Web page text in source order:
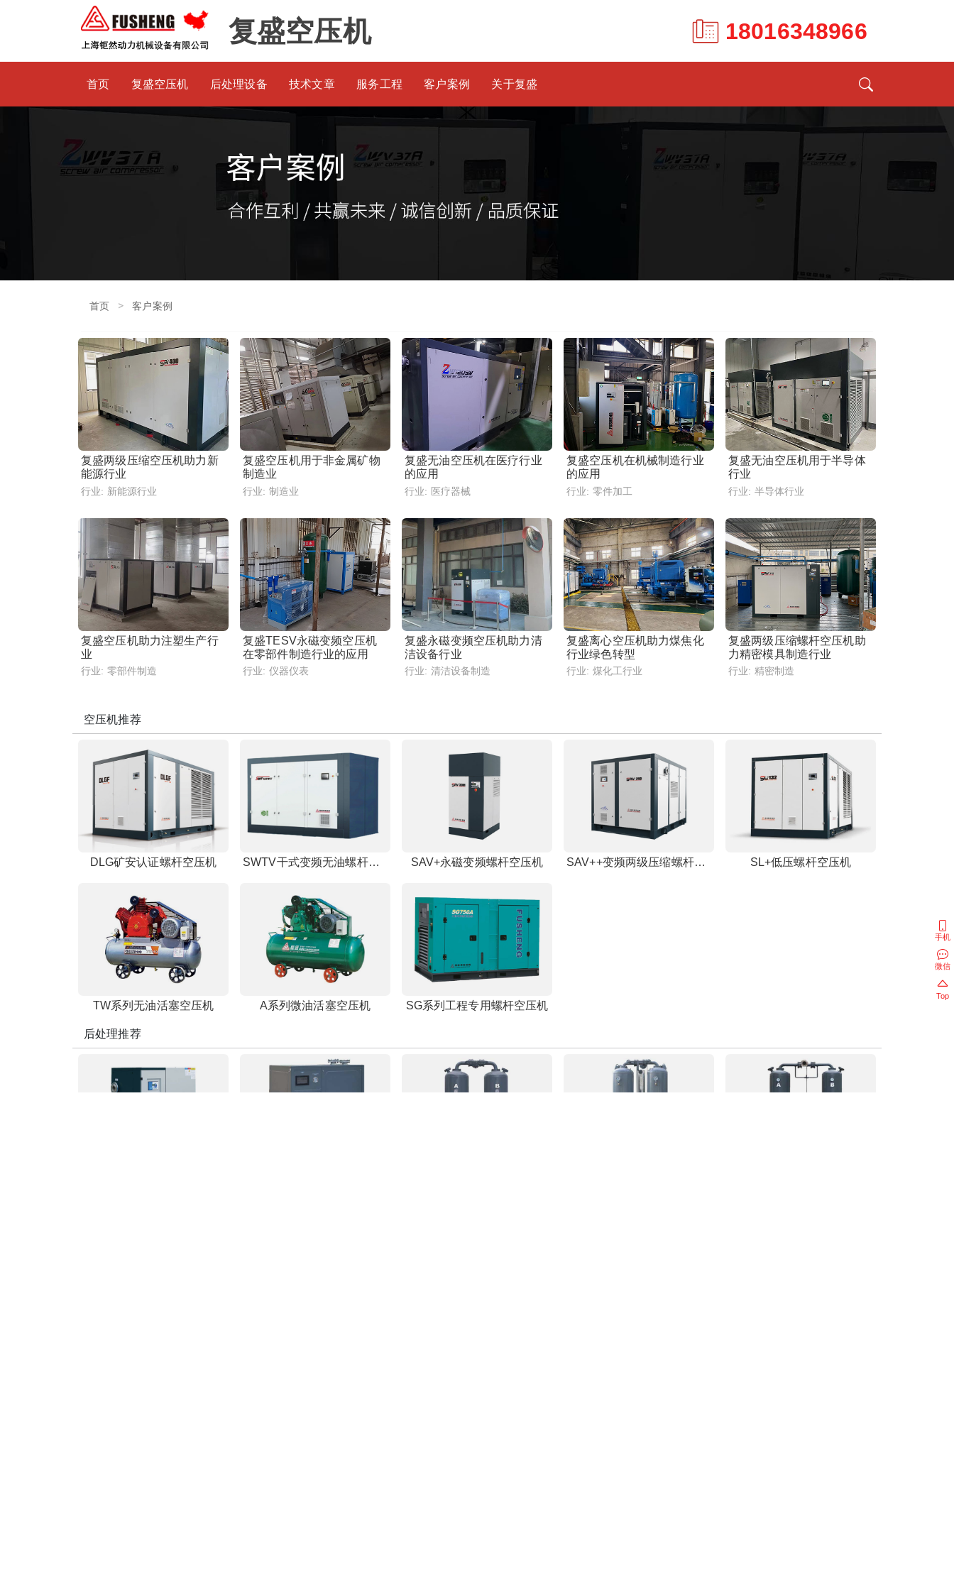
复盛空压机 18016348966
首页 复盛空压机 后处理设备 技术文章 服务工程 客户案例 关于复盛
手机
微信
Top
首页 > 客户案例
复盛两级压缩空压机助力新
能源行业
行业: 新能源行业
复盛空压机用于非金属矿物
制造业
行业: 制造业
复盛无油空压机在医疗行业
的应用
行业: 医疗器械
复盛空压机在机械制造行业
的应用
行业: 零件加工
复盛无油空压机用于半导体
行业
行业: 半导体行业
复盛空压机助力注塑生产行
业
行业: 零部件制造
复盛TESV永磁变频空压机
在零部件制造行业的应用
行业: 仪器仪表
复盛永磁变频空压机助力清
洁设备行业
行业: 清洁设备制造
复盛离心空压机助力煤焦化
行业绿色转型
行业: 煤化工行业
复盛两级压缩螺杆空压机助
力精密模具制造行业
行业: 精密制造
空压机推荐
DLG矿安认证螺杆空压机 SWTV干式变频无油螺杆空压机 SAV+永磁变频螺杆空压机 SAV++变频两级压缩螺杆空压机 SL+低压螺杆空压机
TW系列无油活塞空压机 A系列微油活塞空压机 SG系列工程专用螺杆空压机
后处理推荐